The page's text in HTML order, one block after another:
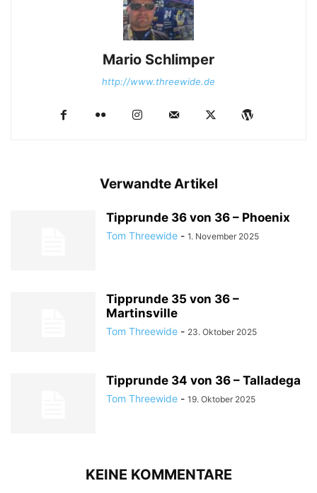
Mario Schlimper
http://www.threewide.de
Verwandte Artikel
Tipprunde 36 von 36 – Phoenix
Tom Threewide - 1. November 2025
Tipprunde 35 von 36 –
Martinsville
Tom Threewide - 23. Oktober 2025
Tipprunde 34 von 36 – Talladega
Tom Threewide - 19. Oktober 2025
KEINE KOMMENTARE